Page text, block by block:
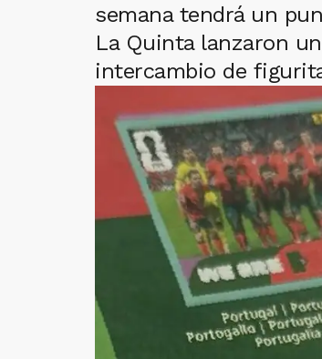
semana tendrá un
La Quinta lanzaron
intercambio de